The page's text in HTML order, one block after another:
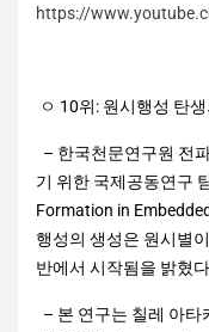
https://
ㅇ 10위: 원시행성 탄
– 한국천문연구원 전
기 위한 국제공동연구
Formation in
행성의 생성은 원시별
반에서 시작됨을 밝혔
– 본 연구는 칠레 아